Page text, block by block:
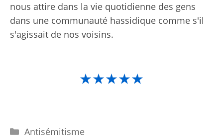
nous attire dans la vie quotidienne des gens
dans une communauté hassidique comme s'il
s'agissait de nos voisins.
★★★★★
Catégories
Antisémitisme